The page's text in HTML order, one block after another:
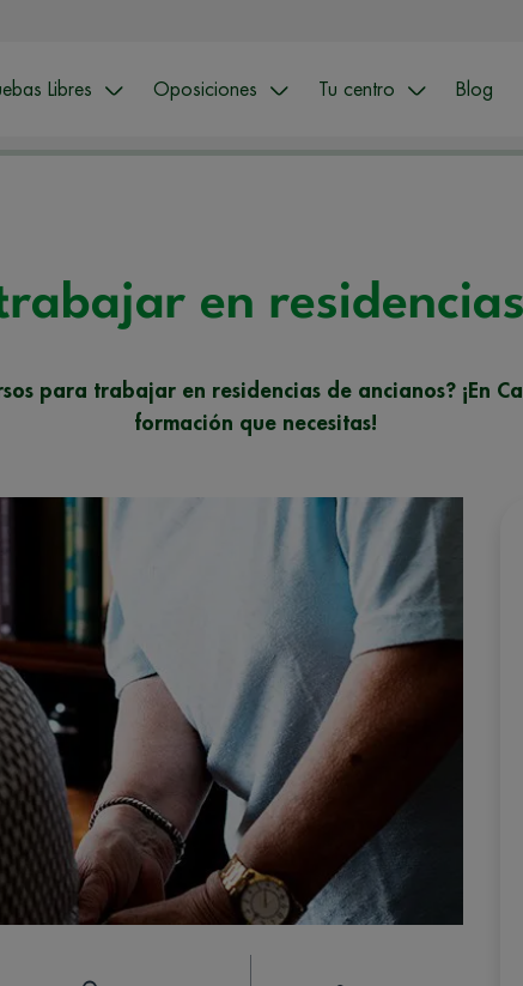
Libres Oposiciones Tu centro Blog
en
para trabajar en residencias de ancianos? ¡En
formación que necesitas!